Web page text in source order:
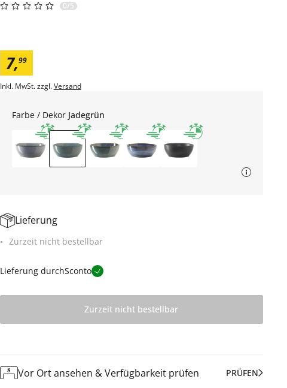
0/5
7,99
Inkl. MwSt. zzgl.Versand
Farbe / Dekor Jadegrün
Lieferung
Zurzeit nicht bestellbar
Lieferung durchSconto
Zurzeit nicht bestellbar
Vor Ort ansehen & Verfügbarkeit prüfen PRÜFEN